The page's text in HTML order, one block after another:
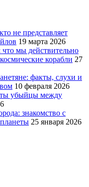
не представляет
19 марта 2026
мы действительно
корабли 27
факты, слухи и
10 февраля 2026
убыйцы между
знакомство с
25 января 2026